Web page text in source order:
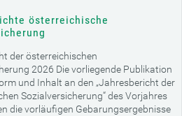
österreichische
der österreichischen
2026 Die vorliegende Publikation
und Inhalt an den „Jahresbericht der
Sozialversicherung“ des Vorjahres
die vorläufigen Gebarungsergebnisse